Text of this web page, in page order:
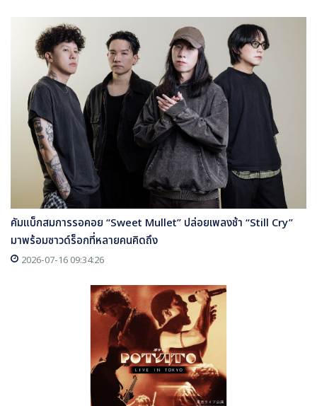
คัมแบ็กสมการรอคอย “Sweet Mullet” ปล่อยเพลงช้า “Still Cry”
มาพร้อมซาวด์ร็อกที่หลายคนคิดถึง
2026-07-16 09:34:26